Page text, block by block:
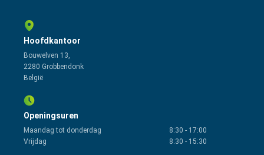
Hoofdkantoor
Bouwelven 13,
2280 Grobbendonk
België
Openingsuren
Maandag tot donderdag 8:30 - 17:00
Vrijdag
8:30 - 15:30